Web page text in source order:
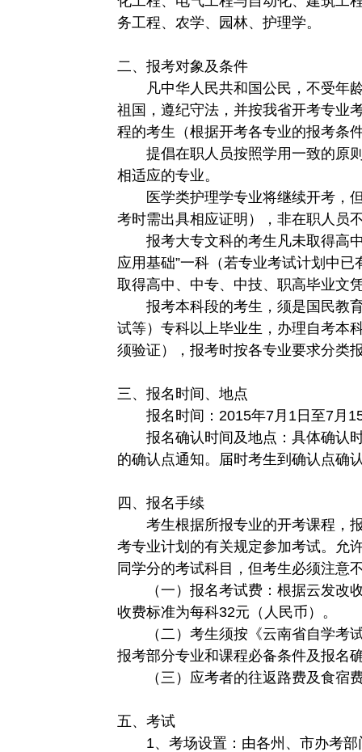
务工程、农学、园林、护理学。
二、报考对象及条件
凡中华人民共和国公民，不受年龄
祖国，遵纪守法，并按我省开考专业
程的考生（根据开考各专业的报考条
提倡在职人员按照学用一致的原则
相适应的专业。
医学类护理学专业将继续开考，但
考时需出具相应证明），非在职人员
报考大专文科的考生凡未取得高中
应用基础”一科（若专业考试计划中
取得高中、中专、中技、职高毕业文
报考本科段的考生，须是国民教育
试等）专科以上毕业生，办理自考本
须验证），报考时按各专业要求分类
三、报名时间、地点
报名时间：2015年7月1日至7月15
报名确认时间及地点：具体确认时
的确认点通知。届时考生到确认点确
四、报名手续
考生根据所报专业的开考课程，报
考专业计划的有关规定参加考试。允
同学分的考试科目，但考生必须注意
（一）报名考试费：根据云发改收
收费标准为每科32元（人民币）。
（二）考生须按《云南省自学考试
报考部分专业和课程必备条件及报名
（三）应考者的往返路费及食宿
五、考试
1、考场设置：由各州、市办考部